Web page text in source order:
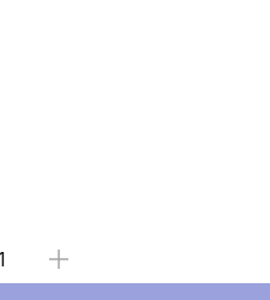
Izberite količino